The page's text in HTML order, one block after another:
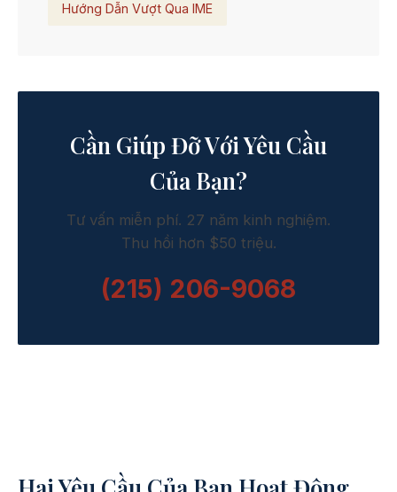
Hướng Dẫn Vượt Qua IME
Cần Giúp Đỡ Với Yêu Cầu
Của Bạn?
Tư vấn miễn phí. 27 năm kinh nghiệm.
Thu hồi hơn $50 triệu.
(215) 206-9068